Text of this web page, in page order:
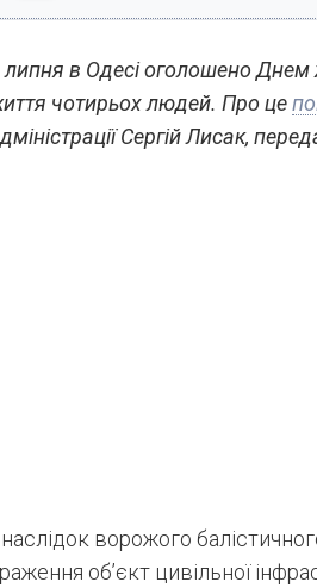
липня в Одесі оголошено Днем
чотирьох людей. Про це
Сергій Лисак,
ворожого
об’єкт цивільної